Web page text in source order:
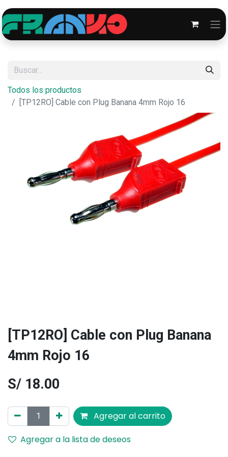
Todos los productos
[TP12RO] Cable con Plug Banana 4mm Rojo 16
[TP12RO] Cable con Plug Banana
4mm Rojo 16
S/ 18.00
Agregar al carrito
Agregar a la lista de deseos